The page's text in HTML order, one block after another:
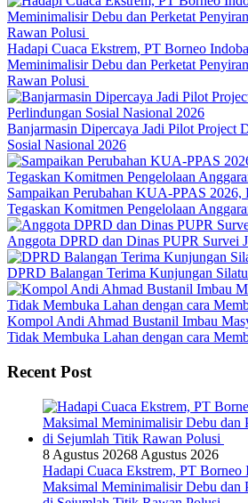
Hadapi Cuaca Ekstrem, PT Borneo
Meminimalisir Debu dan Perketat
Rawan Polusi
Banjarmasin Dipercaya Jadi Pilot Project
Sosial Nasional 2026
Sampaikan Perubahan KUA-PPAS 2026,
Tegaskan Komitmen Pengelolaan
Anggota DPRD dan Dinas PUPR Survei
DPRD Balangan Terima Kunjungan
Kompol Andi Ahmad Bustanil Imbau
Tidak Membuka Lahan dengan cara
Recent Post
8 Agustus 20268 Agustus 2026
Hadapi Cuaca Ekstrem, PT Borneo
Maksimal Meminimalisir Debu dan